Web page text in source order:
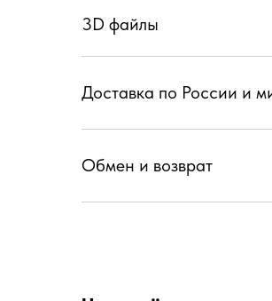
3D файлы
Доставка по России и
Обмен и возврат